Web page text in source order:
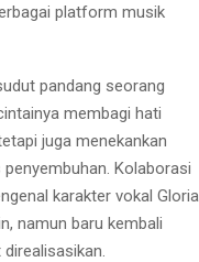
platform musik
pandang seorang
membagi hati
juga menekankan
Kolaborasi
karakter vokal Gloria
namun baru kembali